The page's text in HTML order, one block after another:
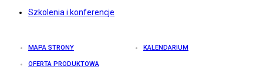
Szkolenia i konferencje
MAPA STRONY KALENDARIUM
OFERTA PRODUKTOWA